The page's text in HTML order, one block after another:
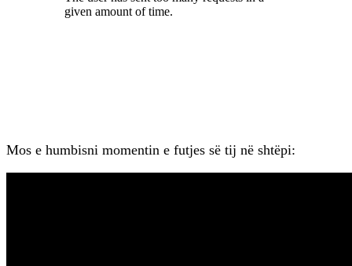
Mos e humbisni momentin e futjes së tij në shtëpi: